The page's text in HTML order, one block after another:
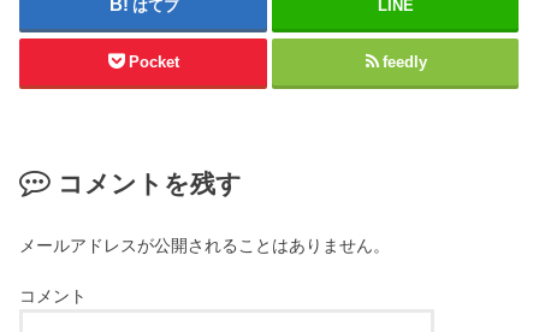
はてブ LINE
Pocket feedly
コメントを残す
メールアドレスが公開されることはありません。
コメント